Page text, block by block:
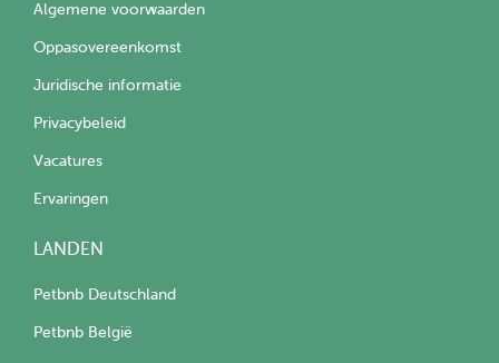
Algemene voorwaarden
Oppasovereenkomst
Juridische informatie
Privacybeleid
Vacatures
Ervaringen
LANDEN
Petbnb Deutschland
Petbnb België